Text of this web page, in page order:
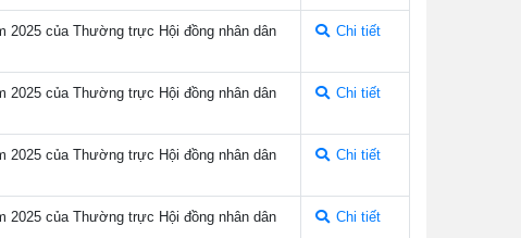
2025 của Thường trực Hội đồng nhân dân
Chi tiết
2025 của Thường trực Hội đồng nhân dân
Chi tiết
2025 của Thường trực Hội đồng nhân dân
Chi tiết
2025 của Thường trực Hội đồng nhân dân
Chi tiết